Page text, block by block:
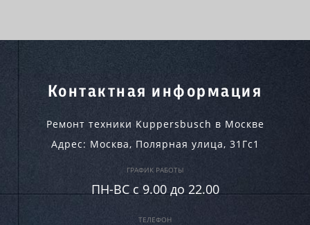
Контактная информация
Ремонт техники Kuppersbusch в Москве
Адрес: Москва, Полярная улица, 31Гс1
ГРАФИК РАБОТЫ
ПН-ВC c 9.00 до 22.00
ТЕЛЕФОН